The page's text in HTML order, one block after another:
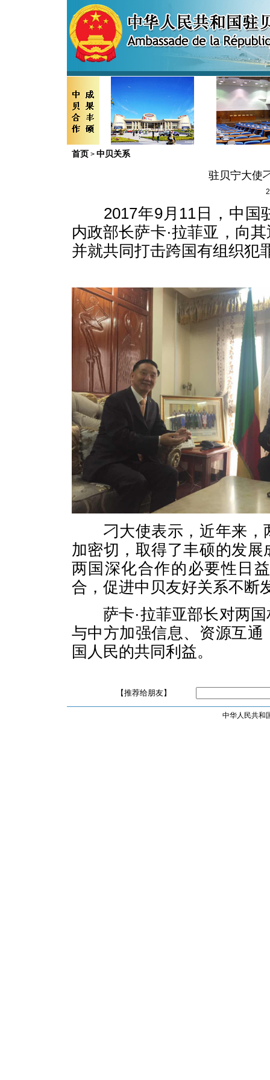
首页 > 中贝关系
驻贝宁大使
2017年9月11日，中国
内政部长萨卡·拉菲亚，向
并就共同打击跨国有组织犯
刁大使表示，近年来，
加密切，取得了丰硕的发
两国深化合作的必要性日
合，促进中贝友好关系不断
萨卡·拉菲亚部长对两国
与中方加强信息、资源互
国人民的共同利益。
【推荐给朋友】
中华人民共和